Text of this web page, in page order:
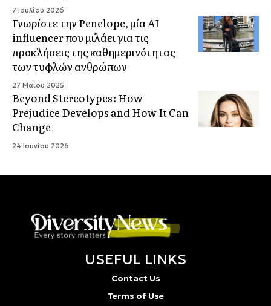
7 Ιουλίου 2026
Γνωρίστε την Penelope, μία AI
influencer που μιλάει για τις
προκλήσεις της καθημερινότητας
των τυφλών ανθρώπων
27 Μαΐου 2025
Beyond Stereotypes: How
Prejudice Develops and How It Can
Change
24 Ιουνίου 2026
USEFUL LINKS
Contact Us
Terms of Use